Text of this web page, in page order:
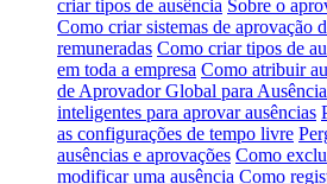
criar tipos de ausência Sobre o
Como criar sistemas de aprovação
remuneradas Como criar tipos de
em toda a empresa Como atribuir
de Aprovador Global para
inteligentes para aprovar ausências
as configurações de tempo livre
ausências e aprovações Como
modificar uma ausência Como